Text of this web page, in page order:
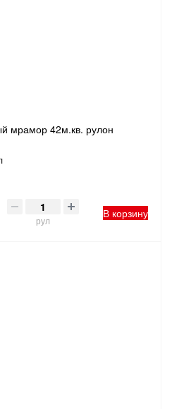
мрамор 42м.кв. рулон
рул
В корзину